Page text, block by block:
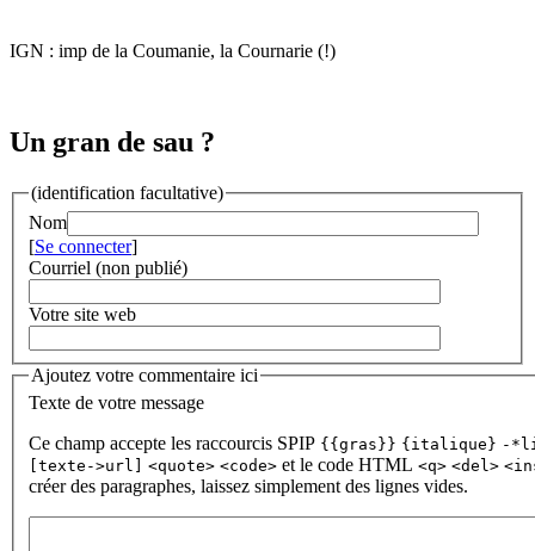
IGN : imp de la Coumanie, la Cournarie (!)
Un gran de sau ?
(identification facultative)
Nom
[Se connecter]
Courriel (non publié)
Votre site web
Ajoutez votre commentaire ici
Texte de votre message
Ce champ accepte les raccourcis SPIP {{gras}} {italique} -
[texte->url]
<quote> <code> et le code HTML <q> <del>
créer des paragraphes, laissez simplement des lignes vides.